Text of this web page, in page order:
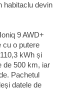
habitaclu devin
9 AWD+
cu o putere
kWh și
de 500 km, iar
Pachetul
datele de